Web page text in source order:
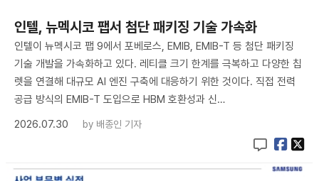
인텔, 뉴멕시코 팹서 첨단 패키징 기술 가속화
인텔이 뉴멕시코 팹 9에서 포베로스, EMIB, EMIB-T 등 첨단 패키징
기술 개발을 가속화하고 있다. 레티클 크기 한계를 극복하고 다양한 칩
렛을 연결해 대규모 AI 엔진 구축에 대응하기 위한 것이다. 직접 전력
공급 방식의 EMIB-T 도입으로 HBM 호환성과 신…
2026.07.30
by 배종인 기자